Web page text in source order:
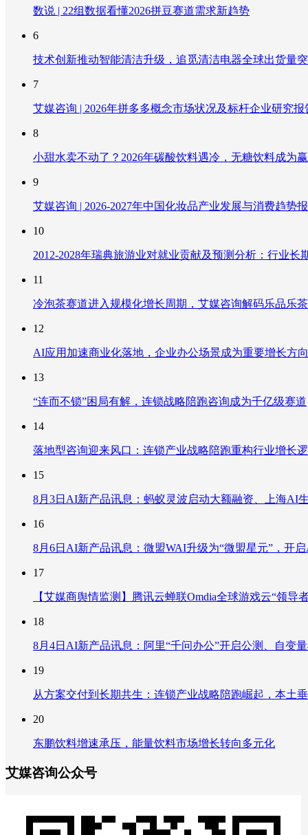
数说 | 22组数据看懂2026拼豆赛道需求新趋势
6
技术创新推动智能清洁升级，追觅清洁电器全球出货量
7
艾媒咨询 | 2026年拼多多概念市场状况及标杆企业研究报
8
小甜水卖不动了？2026年碳酸饮料遇冷，无糖饮料成为
9
艾媒咨询 | 2026-2027年中国化妆品产业发展与消费趋势
10
2012-2028年瑞典旅游业对就业贡献及预测分析：行业
11
冷泡茶赛道进入规模化增长周期，艾媒咨询解码乐品乐
12
AI应用加速商业化落地，企业办公场景成为重要增长方向
13
“连而不锁”困局有解，连锁战略陪跑咨询成为千亿级赛道
14
落地型咨询迎来风口：连锁产业战略陪跑重构行业增
15
8月3日AI新产品讯息：蚂蚁灵波启动大额融资、上海AI
16
8月6日AI新产品讯息：微盟WAI升级为“微盟星元”，开
17
【艾媒商舆情监测】腾讯云蝉联Omdia全球游戏云“领
18
8月4日AI新产品讯息：阿里“千问办公”开启公测、自变
19
从方案交付到长期共生：连锁产业战略陪跑崛起，本土
20
东鹏饮料增速承压，能量饮料市场增长转向多元化
艾媒咨询公众号